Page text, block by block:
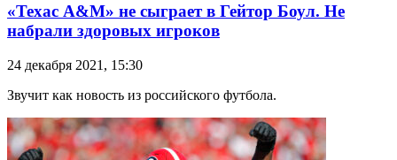
«Техас А&М» не сыграет в Гейтор Боул. Не
набрали здоровых игроков
24 декабря 2021, 15:30
Звучит как новость из российского футбола.